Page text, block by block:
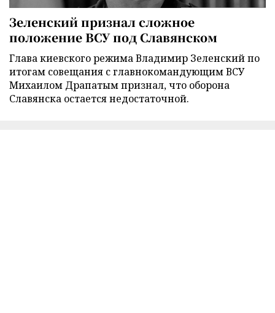
Зеленский признал сложное
положение ВСУ под Славянском
Глава киевского режима Владимир Зеленский по
итогам совещания с главнокомандующим ВСУ
Михаилом Драпатым признал, что оборона
Славянска остается недостаточной.